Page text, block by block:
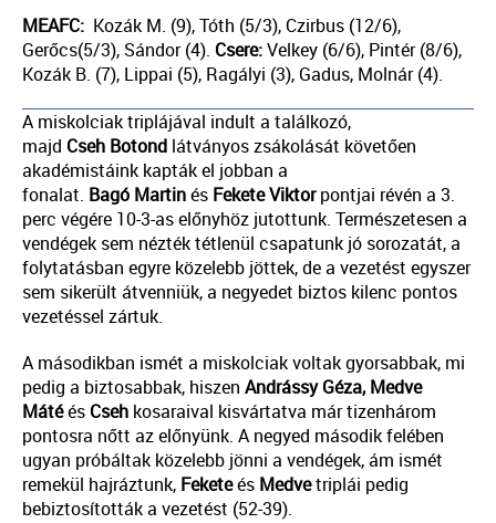
MEAFC: Kozák M. (9), Tóth (5/3), Czirbus (12/6),
Gerőcs(5/3), Sándor (4). Csere:Velkey (6/6), Pintér (8/6),
Kozák B. (7), Lippai (5), Ragályi (3), Gadus, Molnár (4).
A miskolciak triplájával indult a találkozó,
majd Cseh Botond látványos zsákolását követően
akadémistáink kapták el jobban a
fonalat. Bagó Martinés Fekete Viktorpontjai révén a 3.
perc végére 10-3-as előnyhöz jutottunk. Természetesen a
vendégek sem nézték tétlenül csapatunk jó sorozatát, a
folytatásban egyre közelebb jöttek, de a vezetést egyszer
sem sikerült átvenniük, a negyedet biztos kilenc pontos
vezetéssel zártuk.
A másodikban ismét a miskolciak voltak gyorsabbak, mi
pedig a biztosabbak, hiszen Andrássy Géza, Medve
Mátéés Cseh kosaraival kisvártatva már tizenhárom
pontosra nőtt az előnyünk. A negyed második felében
ugyan próbáltak közelebb jönni a vendégek, ám ismét
remekül hajráztunk, Feketeés Medvetriplái pedig
bebiztosították a vezetést (52-39).